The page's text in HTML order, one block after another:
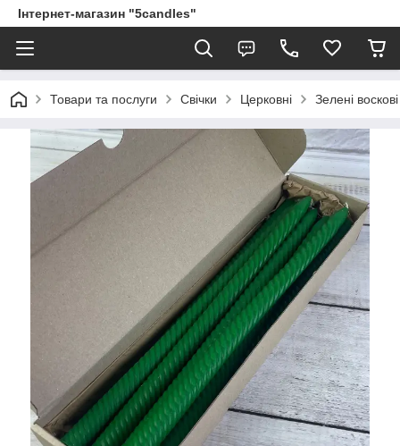
Інтернет-магазин "5candles"
Товари та послуги Свічки Церковні Зелені